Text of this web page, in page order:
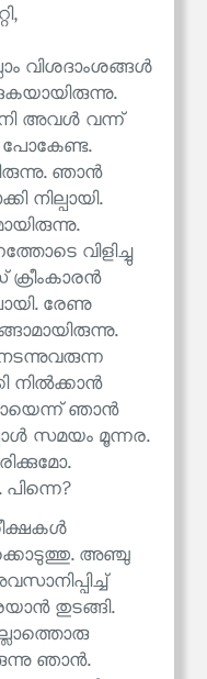
വിശദാംശങ്ങൾ
അവൾ വന്ന്
പോകേണ്ട.
ഞാൻ
നില്പായി.
വിളിച്ചു
രേണു
നടന്നുവരുന്ന
നിൽക്കാൻ
ഞാൻ
സമയം മൂന്നര.
അഞ്ചു
തുടങ്ങി.
ഞാൻ.